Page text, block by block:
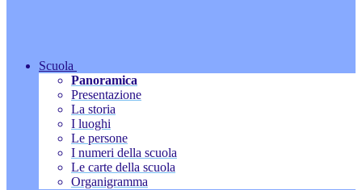
Scuola
Panoramica
Presentazione
La storia
I luoghi
Le persone
I numeri della scuola
Le carte della scuola
Organigramma